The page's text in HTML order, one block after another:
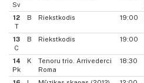
Sv
12
T
B Riekstkodis 19:00
13
C
B Riekstkodis 19:00
14
Pk
K
Tenoru trio. Arrivederci
Roma
18:30